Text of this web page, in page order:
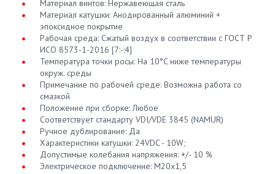
Материал винтов: Нержавеющая сталь
Материал катушки: Анодированный алюминий +
эпоксидное покрытие
Рабочая среда: Сжатый воздух в соответствии с ГОСТ Р
ИСО 8573-1-2016 [7:-:4]
Температура точки росы: На 10°C ниже температуры
окруж. среды
Примечание по рабочей среде: Возможна работа со
смазкой
Положение при сборке: Любое
Соответствует стандарту VDI/VDE 3845 (NAMUR)
Ручное дублирование: Да
Характеристики катушки: 24VDC - 10W;
Допустимые колебания напряжения: +/- 10 %
Электрическое подключение: M20x1,5